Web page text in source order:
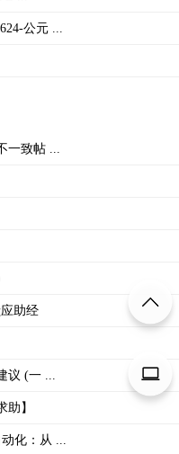
公元 ...
一致帖 ...
助经
议 (一 ...
助】
化：从 ...